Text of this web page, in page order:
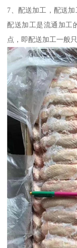
7、配送加工，配送
配送加工是流通加工
点，即配送加工一般